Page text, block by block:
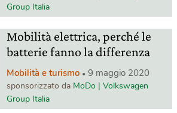
Group Italia
Mobilità elettrica, perché le
batterie fanno la differenza
Mobilità e turismo 9 maggio 2020
sponsorizzato da MoDo | Volkswagen
Group Italia